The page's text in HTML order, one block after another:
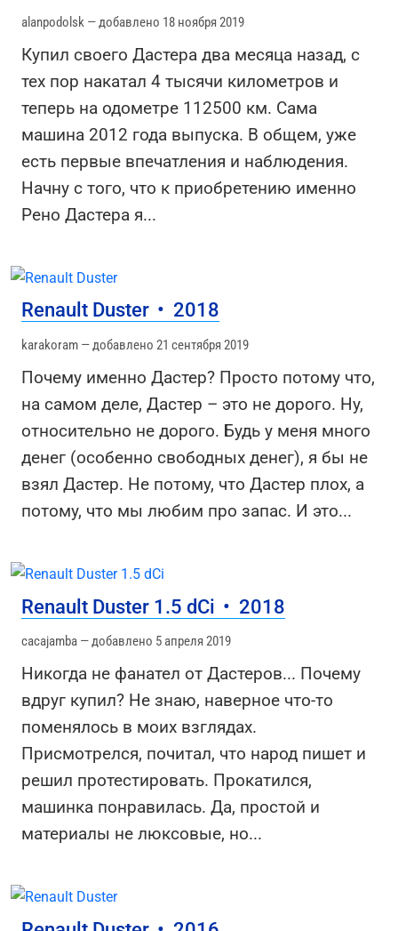
alanpodolsk — добавлено 18 ноября 2019
Купил своего Дастера два месяца назад, с
тех пор накатал 4 тысячи километров и
теперь на одометре 112500 км. Сама
машина 2012 года выпуска. В общем, уже
есть первые впечатления и наблюдения.
Начну с того, что к приобретению именно
Рено Дастера я...
Renault Duster • 2018
karakoram — добавлено 21 сентября 2019
Почему именно Дастер? Просто потому что,
на самом деле, Дастер – это не дорого. Ну,
относительно не дорого. Будь у меня много
денег (особенно свободных денег), я бы не
взял Дастер. Не потому, что Дастер плох, а
потому, что мы любим про запас. И это...
Renault Duster 1.5 dCi • 2018
cacajamba — добавлено 5 апреля 2019
Никогда не фанател от Дастеров... Почему
вдруг купил? Не знаю, наверное что-то
поменялось в моих взглядах.
Присмотрелся, почитал, что народ пишет и
решил протестировать. Прокатился,
машинка понравилась. Да, простой и
материалы не люксовые, но...